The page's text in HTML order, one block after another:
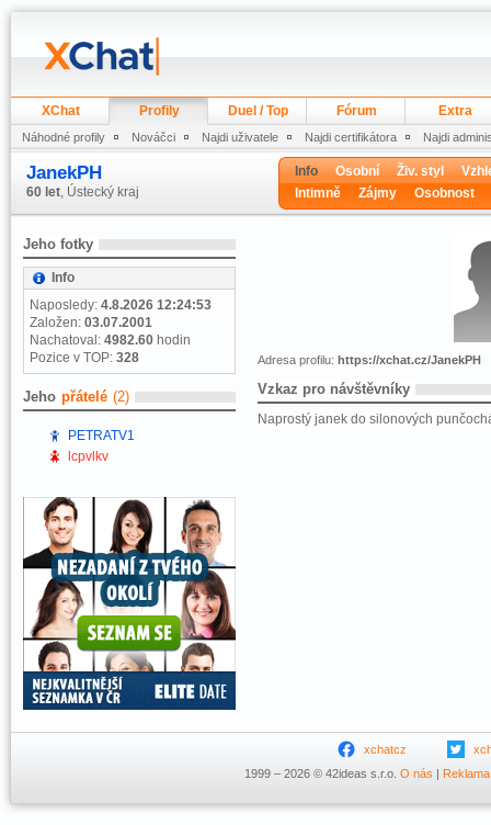
XChat Profily Duel / Top Fórum Extra
Náhodné profily Nováčci Najdi uživatele Najdi certifikátora Najdi
JanekPH
60 let, Ústecký kraj
Info Osobní Živ. styl
Intimně
Zájmy Osobnost
Jeho fotky
Info
Naposledy: 4.8.2026 12:24:53
Založen: 03.07.2001
Nachatoval: 4982.60 hodin
Pozice v TOP: 328
Jeho přátelé (2)
PETRATV1
lcpvlkv
Adresa profilu: https://xchat.cz/JanekPH
Vzkaz pro návštěvníky
Naprostý janek do silonových
xchatcz
1999 – 2026 © 42ideas s.r.o. O nás | Reklama